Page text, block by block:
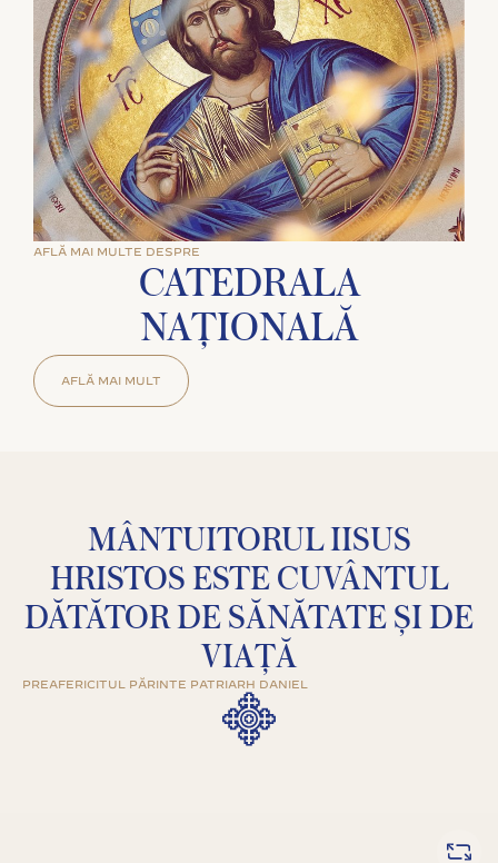
AFLĂ MAI MULTE DESPRE
CATEDRALA
NAȚIONALĂ
AFLĂ MAI MULT
MÂNTUITORUL IISUS
HRISTOS ESTE CUVÂNTUL
DĂTĂTOR DE SĂNĂTATE ȘI DE
VIAȚĂ
PREAFERICITUL PĂRINTE PATRIARH DANIEL